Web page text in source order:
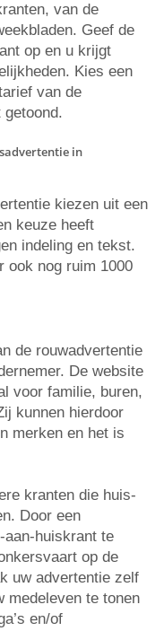
van de
Geef de
op en u krijgt
Kies een
van de
in
kiezen uit een
keuze heeft
indeling en tekst.
ook nog ruim 1000
de rouwadvertentie
De website
voor familie, buren,
kunnen hierdoor
merken en het is
kranten die huis-
Door een
aan-huiskrant te
op de
uw advertentie zelf
medeleven te tonen
en/of